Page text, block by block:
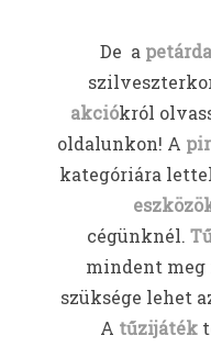
De a petárda
akciókról
oldalunkon! A
kategóriára
cégünknél.
mindent meg
szüksége lehet
A tűzijáték